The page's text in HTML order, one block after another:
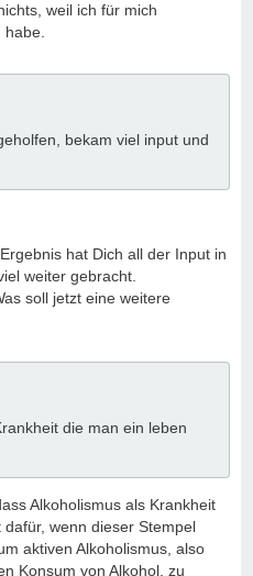
weil ich für mich
bekam viel input und
hat Dich all der Input in
weiter gebracht.
soll jetzt eine weitere
die man ein leben
Alkoholismus als Krankheit
wenn dieser Stempel
aktiven Alkoholismus, also
Konsum von Alkohol, zu